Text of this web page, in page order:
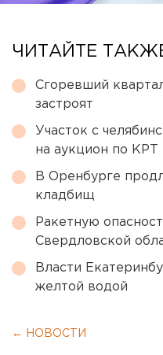
ЧИТАЙТЕ
Сгоревший
застроят
Участок с
на аукцион по КРТ
В Оренбурге
кладбищ
Ракетную
Свердловской
Власти
желтой водой
← НОВОСТИ